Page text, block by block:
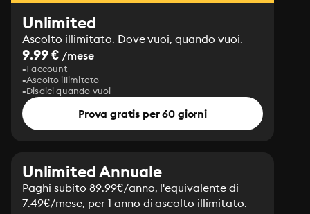
Unlimited
Ascolto illimitato. Dove vuoi, quando vuoi.
9.99 € /mese
1 account
Ascolto illimitato
Disdici quando vuoi
Prova gratis per 60 giorni
Unlimited Annuale
Paghi subito 89.99€/anno, l'equivalente di
7.49€/mese, per 1 anno di ascolto illimitato.